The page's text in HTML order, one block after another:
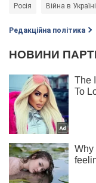
Росія Війна в Україні
Редакційна політика